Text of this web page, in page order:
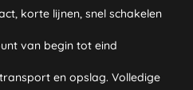
korte lijnen, snel schakelen
van begin tot eind
en opslag. Volledige